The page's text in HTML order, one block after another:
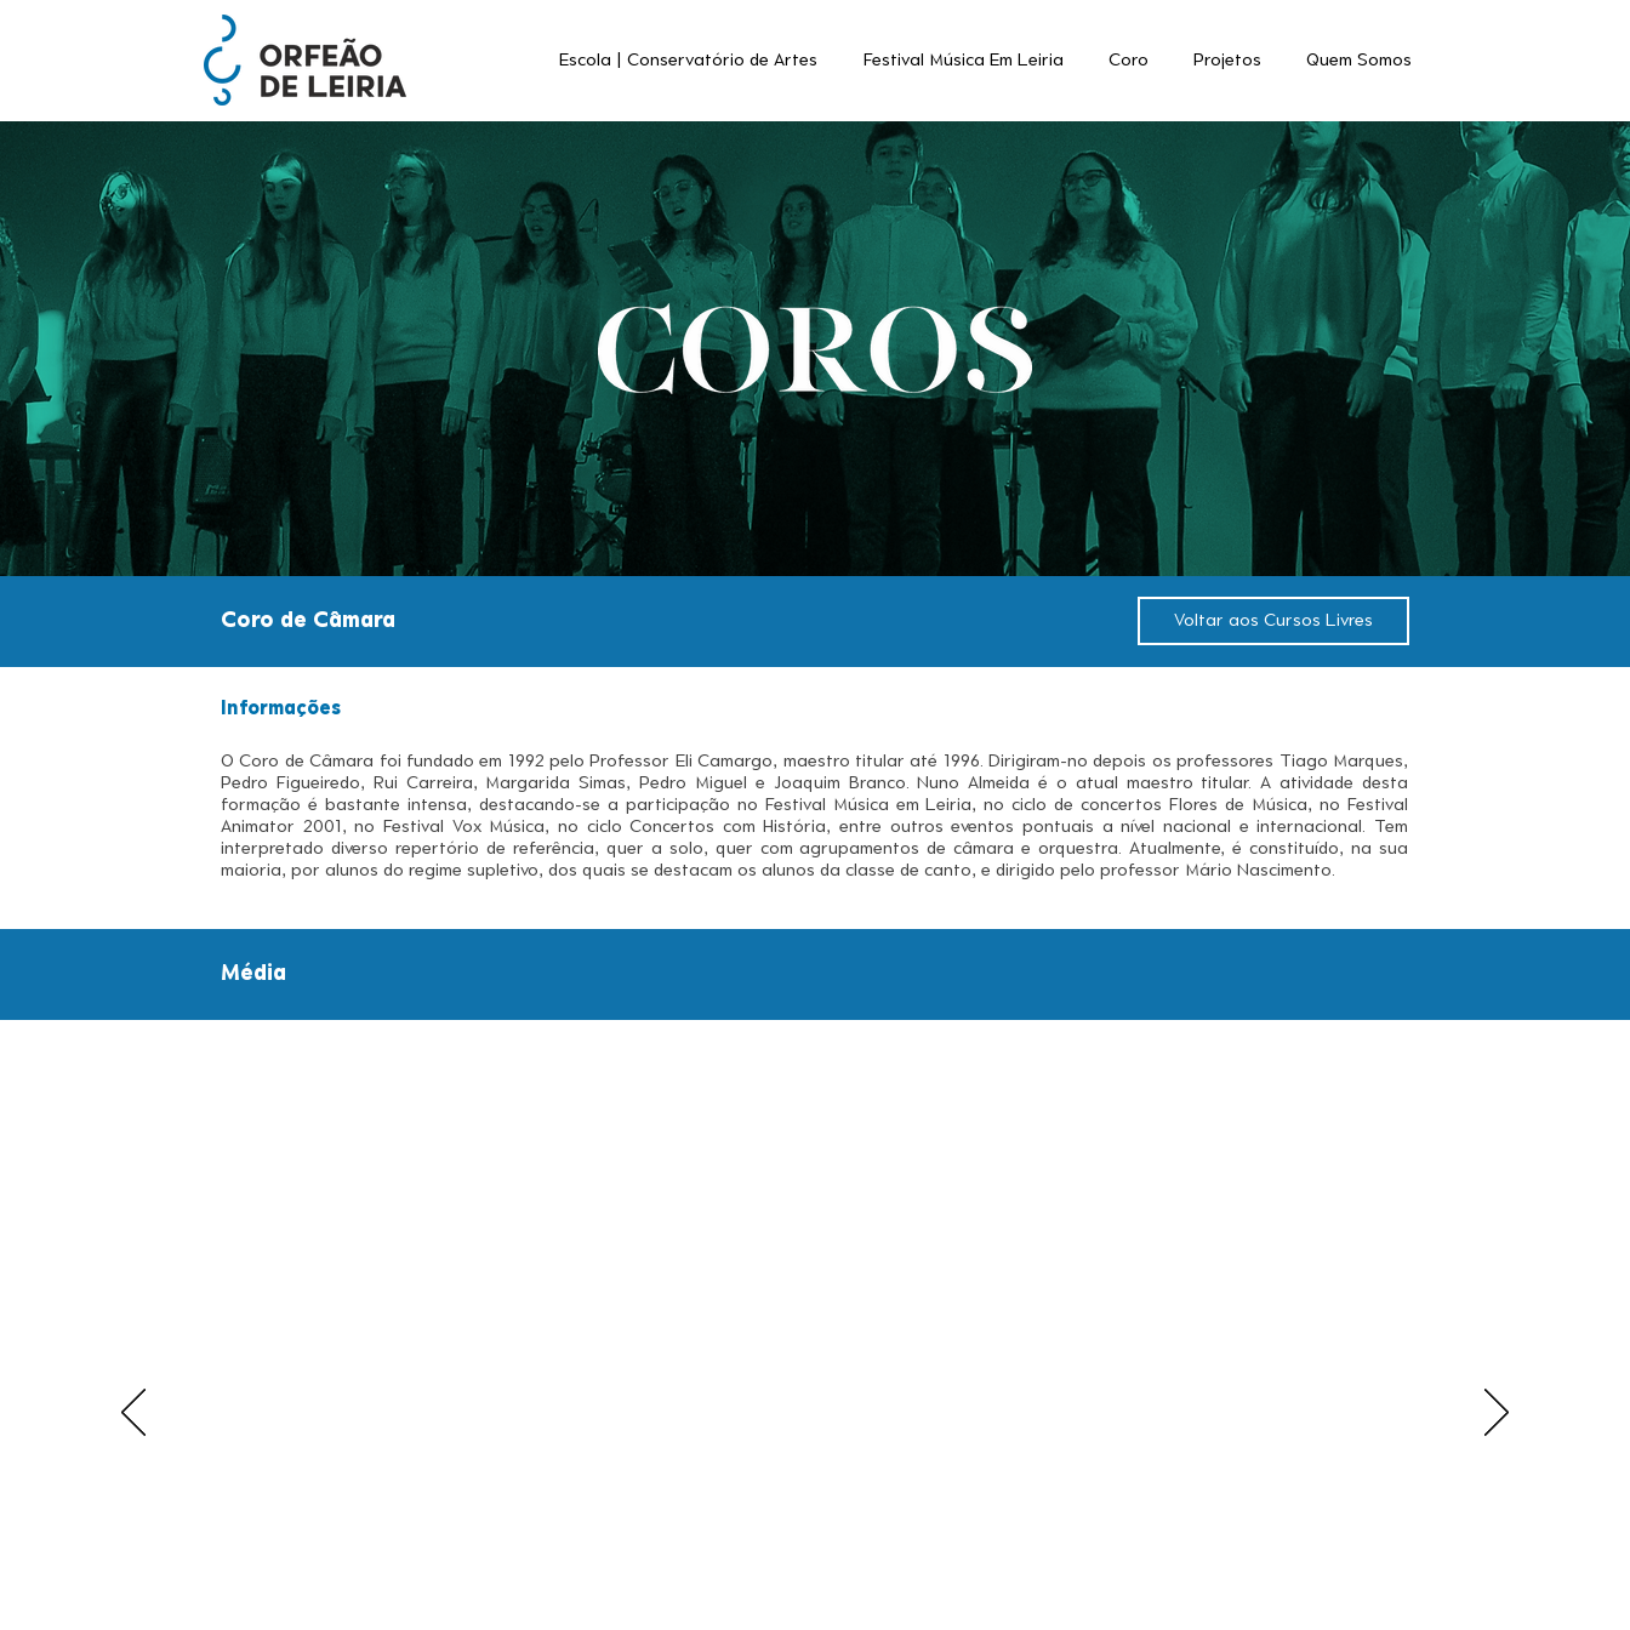
Escola | Conservatório de Artes Festival Música Em Leiria Coro Projetos Quem Somos
Coro de Câmara Voltar aos Cursos Livres
Informações
O Coro de Câmara foi fundado em 1992 pelo Professor Eli Camargo, maestro titular até 1996. Dirigiram-no depois os professores Tiago Marques,
Pedro Figueiredo, Rui Carreira, Margarida Simas, Pedro Miguel e Joaquim Branco. Nuno Almeida é o atual maestro titular. A atividade desta
formação é bastante intensa, destacando-se a participação no Festival Música em Leiria, no ciclo de concertos Flores de Música, no Festival
Animator 2001, no Festival Vox Música, no ciclo Concertos com História, entre outros eventos pontuais a nível nacional e internacional. Tem
interpretado diverso repertório de referência, quer a solo, quer com agrupamentos de câmara e orquestra. Atualmente, é constituído, na sua
maioria, por alunos do regime supletivo, dos quais se destacam os alunos da classe de canto, e dirigido pelo professor Mário Nascimento.
Média